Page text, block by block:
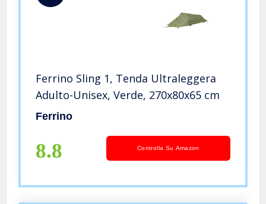
Ferrino Sling 1, Tenda Ultraleggera
Adulto-Unisex, Verde, 270x80x65 cm
Ferrino
8.8 Controlla Su Amazon